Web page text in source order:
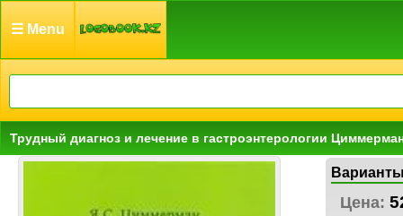
☰ Menu
Трудный диагноз и лечение в гастроэнтерологии
Цена: